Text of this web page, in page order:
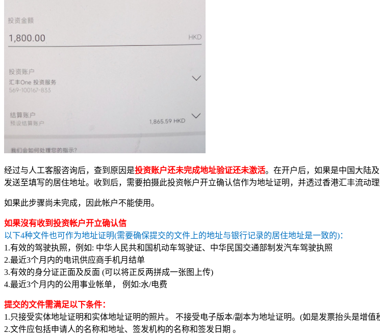
经过与人工客服咨询后，查到原因是投资账户还未完成地址验证还未激活。在开户后，如果是中国大陆
发送至填写的居住地址。收到后，需要拍摄此投资帐户开立确认信作为地址证明，并透过香港汇丰流动
如果此步骤尚未完成，因此帐户不能使用。
如果沒有收到 投资帐户开立确认信
以下4种文件也可作为地址证明(需要确保提交的文件上的地址与银行记录的居住地址是一致的)：
1.有效的驾驶执照，例如: 中华人民共和国机动车驾驶证、中华民国交通部制发汽车驾驶执照
2.最近3个月内的电讯供应商手机月结单
3.有效的身分证正面及反面 (可以将正反两拼成一张图上传)
4.最近3个月内的公用事业帐单， 例如:水/电费
提交的文件需满足以下条件：
1.只接受实体地址证明和实体地址证明的照片。 不接受电子版本/副本为地址证明。(如是发票抬头是增值
2.文件应包括申请人的名称和地址、签发机构的名称和签发日期 。